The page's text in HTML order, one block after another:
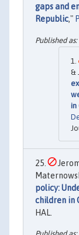
gaps and
Republic,"
&
in
policy:
children in
HAL.